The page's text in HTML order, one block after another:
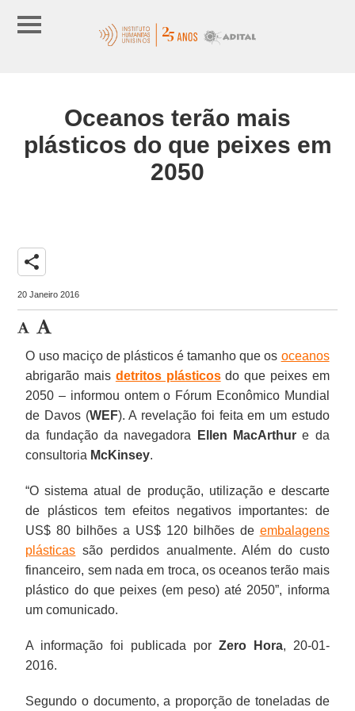
Oceanos terão mais
plásticos do que peixes em
2050
share
20 Janeiro 2016
O uso maciço de plásticos é tamanho que os oceanos
abrigarão mais detritos plásticosdo que peixes em
2050 – informou ontem o Fórum Econômico Mundial
de Davos (WEF). A revelação foi feita em um estudo
da fundação da navegadora
Ellen MacArthure da
consultoria McKinsey.
“O sistema atual de produção, utilização e descarte
de plásticos tem efeitos negativos importantes: de
US$ 80 bilhões a US$ 120 bilhões de embalagens
plásticas são perdidos anualmente. Além do custo
financeiro, sem nada em troca, os oceanos terão mais
plástico do que peixes (em peso) até 2050”, informa
um comunicado.
A informação foi publicada por Zero Hora, 20-01-
2016.
Segundo o documento, a proporção de toneladas de